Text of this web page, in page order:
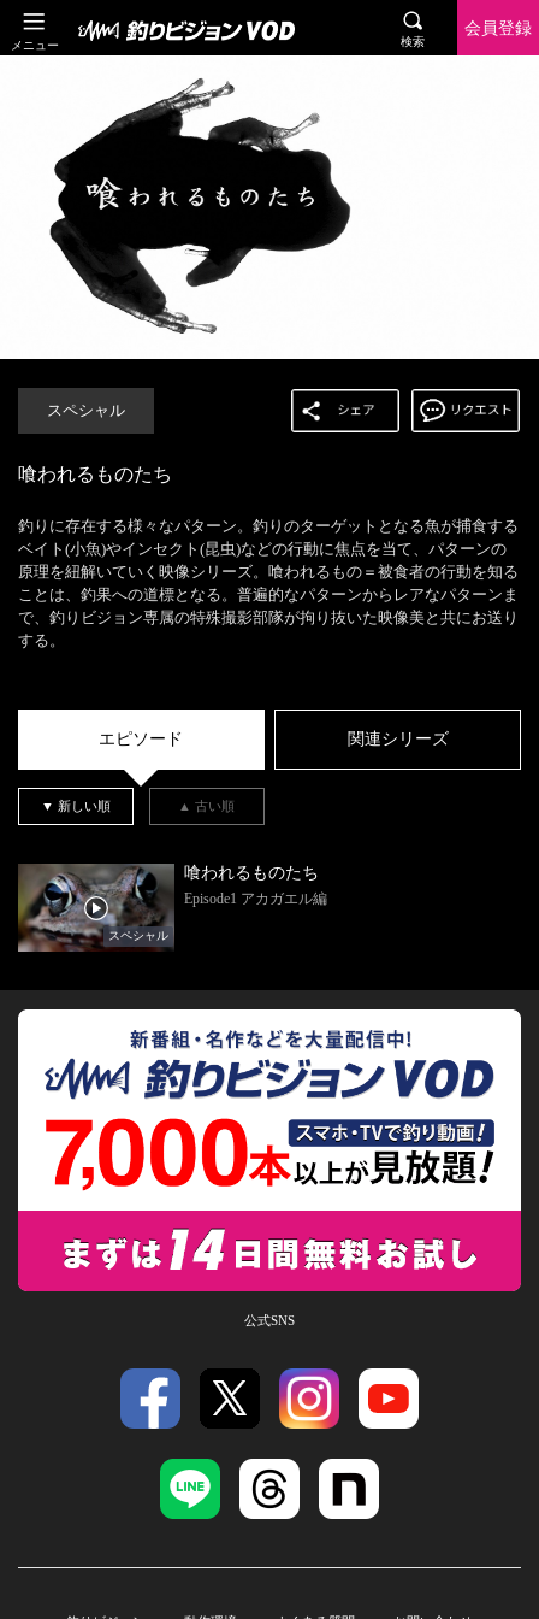
メニュー 検索
会員登録
スペシャル
喰われるものたち
釣りに存在する様々なパターン。釣りのターゲットとなる魚が捕食する
ベイト(小魚)やインセクト(昆虫)などの行動に焦点を当て、パターンの
原理を紐解いていく映像シリーズ。喰われるもの＝被食者の行動を知る
ことは、釣果への道標となる。普遍的なパターンからレアなパターンま
で、釣りビジョン専属の特殊撮影部隊が拘り抜いた映像美と共にお送り
する。
エピソード 関連シリーズ
▼ 新しい順 ▲ 古い順
スペシャル
喰われるものたち
Episode1 アカガエル編
公式SNS